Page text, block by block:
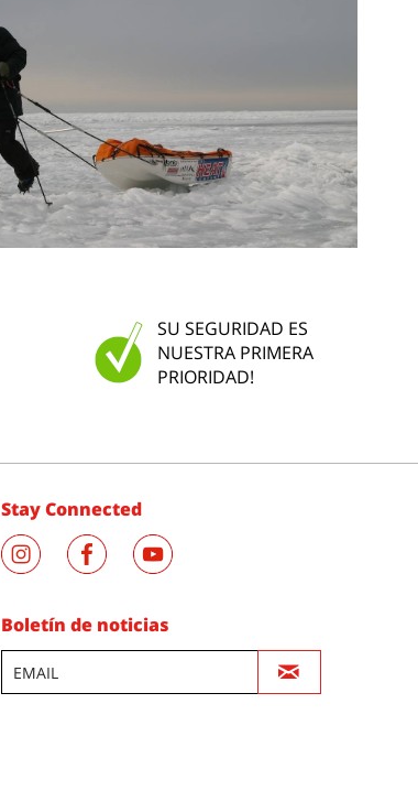
SU SEGURIDAD ES
NUESTRA PRIMERA
PRIORIDAD!
Stay Connected
Boletín de noticias